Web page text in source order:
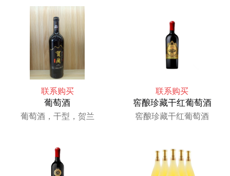
联系购买
葡萄酒
葡萄酒，干型，贺兰
联系购买
窖酿珍藏干红葡萄酒
窖酿珍藏干红葡萄酒